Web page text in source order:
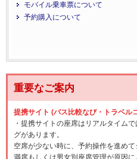
モバイル乗車票について
予約購入について
重要なご案内
提携サイト (バス比較なび・トラベル
・提携サイトの座席はリアルタイム
グがあります。
空席が少ない時に、予約操作を進め
満席もしくは男女別座席管理が原因